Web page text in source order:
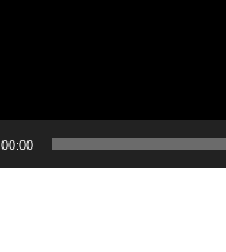
00:00